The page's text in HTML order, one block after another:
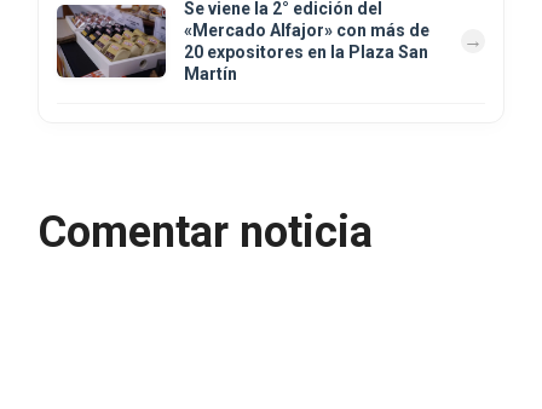
Se viene la 2° edición del
«Mercado Alfajor» con más de
20 expositores en la Plaza San
Martín
Comentar noticia